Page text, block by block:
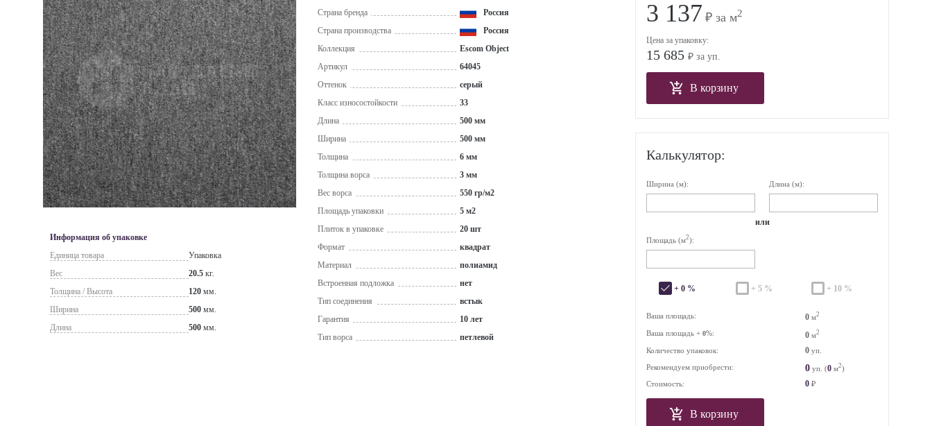
Информация об упаковке
Единица товара
Упаковка
Вес
20.5 кг.
Толщина / Высота
120 мм.
Ширина
500 мм.
Длина
500 мм.
Страна бренда
Россия
Страна производства
Россия
Коллекция
Escom Object
Артикул
64045
Оттенок
серый
Класс износостойкости
33
Длина
500 мм
Ширина
500 мм
Толщина
6 мм
Толщина ворса
3 мм
Вес ворса
550 гр/м2
Площадь упаковки
5 м2
Плиток в упаковке
20 шт
Формат
квадрат
Материал
полиамид
Встроенная подложка
нет
Тип соединения
встык
Гарантия
10 лет
Тип ворса
петлевой
3 137 ₽ за м2
Цена за упаковку:
15 685 ₽ за уп.
В корзину
Калькулятор:
Ширина (м): Длина (м):
или
Площадь (м2):
+ 0 % + 5 % + 10 %
Ваша площадь: 0 м2
Ваша площадь + 0%: 0 м2
Количество упаковок: 0 уп.
Рекомендуем приобрести:
0 уп. (0 м2)
Стоимость:
0 ₽
В корзину